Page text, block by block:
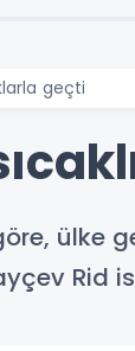
geçti
ülke